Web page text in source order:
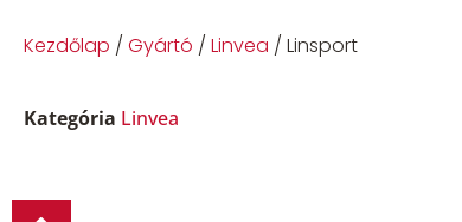
Kezdőlap / Gyártó / Linvea / Linsport
Kategória Linvea